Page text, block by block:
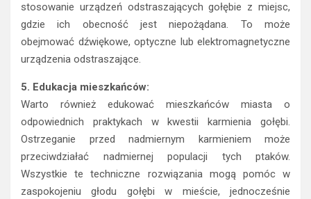
stosowanie urządzeń odstraszających gołębie z miejsc,
gdzie ich obecność jest niepożądana. To może
obejmować dźwiękowe, optyczne lub elektromagnetyczne
urządzenia odstraszające.
5. Edukacja mieszkańców:
Warto również edukować mieszkańców miasta o
odpowiednich praktykach w kwestii karmienia gołębi.
Ostrzeganie przed nadmiernym karmieniem może
przeciwdziałać nadmiernej populacji tych ptaków.
Wszystkie te techniczne rozwiązania mogą pomóc w
zaspokojeniu głodu gołębi w mieście, jednocześnie